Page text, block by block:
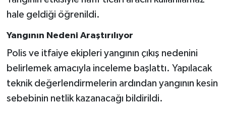
hale geldiği öğrenildi.
Yangının Nedeni Araştırılıyor
Polis ve itfaiye ekipleri yangının çıkış nedenini
belirlemek amacıyla inceleme başlattı. Yapılacak
teknik değerlendirmelerin ardından yangının kesin
sebebinin netlik kazanacağı bildirildi.
BİLİM TEKNOLOJİ
ASAYİŞ
SEÇİM 2015
ÇEVRE